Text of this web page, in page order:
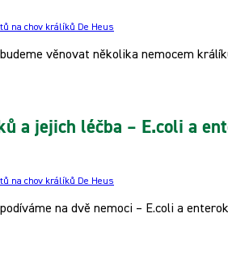
na chov králíků De Heus
věnovat několika nemocem
a jejich léčba – E.coli a
na chov králíků De Heus
na dvě nemoci – E.coli a